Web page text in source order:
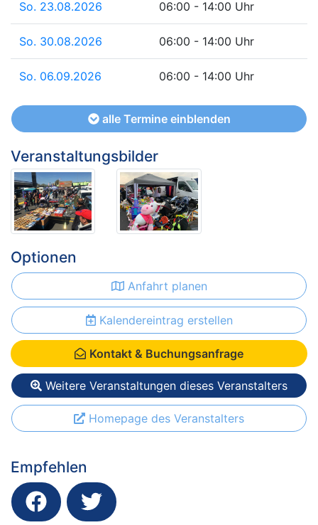
So. 23.08.2026 06:00 - 14:00 Uhr
So. 30.08.2026 06:00 - 14:00 Uhr
So. 06.09.2026 06:00 - 14:00 Uhr
alle Termine einblenden
Veranstaltungsbilder
Optionen
Anfahrt planen
Kalendereintrag erstellen
Kontakt & Buchungsanfrage
Weitere Veranstaltungen dieses Veranstalters
Homepage des Veranstalters
Empfehlen